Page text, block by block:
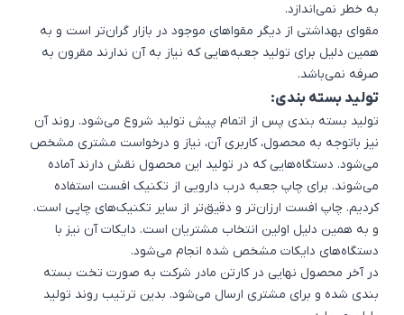
به خطر نمی‌اندازد.
مقوای بهداشتی از دیگر مقواهای موجود در بازار گران‌تر است و به
همین دلیل برای تولید جعبه‌هایی که نیاز به آن ندارند مقرون به
صرفه نمی‌باشد.
تولید بسته بندی:
تولید بسته بندی پس از اتمام پیش تولید شروع می‌شود. روند آن
نیز باتوجه به محصول، کاربری آن، نیاز و درخواست مشتری مشخص
می‌شود. دستگاه‌هایی که در تولید این محصول نقش دارند آماده‌
می‌شوند. برای چاپ جعبه درب دارویی از تکنیک افست استفاده
کردیم. چاپ افست ارزان‌تر و دقیق‌تر از سایر تکنیک‌های چاپی است.
و به همین دلیل اولین انتخاب مشتریان است. دایکات آن نیز با
دستگاه‌های دایکات مشخص شده انجام می‌شود.
در آخر محصول نهایی در کارتن مادر شرکت به صورت تخت بسته
بندی شده و برای مشتری ارسال می‌شود. بدین ترتیب روند تولید